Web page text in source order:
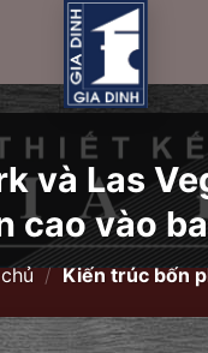
và Las
cao vào
/ Kiến trúc bốn